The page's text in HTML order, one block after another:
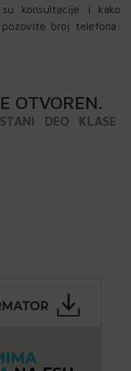
konsultacije i kako
broj telefona:
OTVOREN.
DEO KLASE